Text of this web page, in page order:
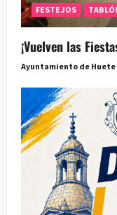
FESTEJOS
¡Vuelven las
Ayuntamiento de Huete